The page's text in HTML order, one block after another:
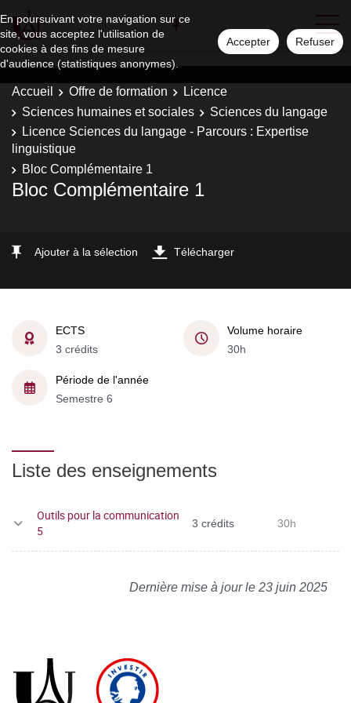
En poursuivant votre navigation sur ce
site, vous acceptez l'utilisation de
cookies à des fins de mesure
d'audience (statistiques anonymes).
Accepter Refuser
Accueil Offre de formation
Licence
Sciences humaines et sociales
Sciences du langage
Licence Sciences du langage - Parcours : Expertise
linguistique
Bloc Complémentaire 1
Bloc Complémentaire 1
Ajouter à la sélection Télécharger
ECTS
3 crédits
Volume horaire
30h
Période de l'année
Semestre 6
Liste des enseignements
Outils pour la communication
5
3 crédits 30h
Dernière mise à jour le 23 juin 2025